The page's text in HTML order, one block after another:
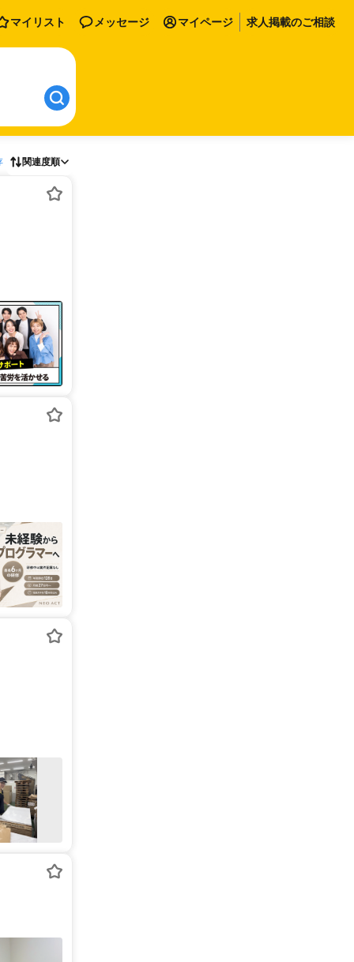
マイリスト メッセージ マイページ 求人掲載のご相談
関連度順